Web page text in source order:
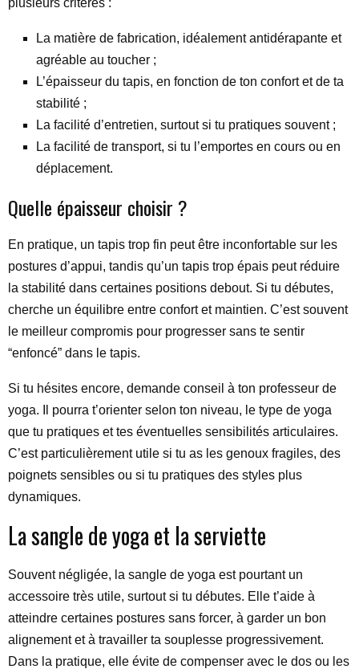
plusieurs critères :
La matière de fabrication, idéalement antidérapante et
agréable au toucher ;
L’épaisseur du tapis, en fonction de ton confort et de ta
stabilité ;
La facilité d’entretien, surtout si tu pratiques souvent ;
La facilité de transport, si tu l’emportes en cours ou en
déplacement.
Quelle épaisseur choisir ?
En pratique, un tapis trop fin peut être inconfortable sur les
postures d’appui, tandis qu’un tapis trop épais peut réduire
la stabilité dans certaines positions debout. Si tu débutes,
cherche un équilibre entre confort et maintien. C’est souvent
le meilleur compromis pour progresser sans te sentir
“enfoncé” dans le tapis.
Si tu hésites encore, demande conseil à ton professeur de
yoga. Il pourra t’orienter selon ton niveau, le type de yoga
que tu pratiques et tes éventuelles sensibilités articulaires.
C’est particulièrement utile si tu as les genoux fragiles, des
poignets sensibles ou si tu pratiques des styles plus
dynamiques.
La sangle de yoga et la serviette
Souvent négligée, la sangle de yoga est pourtant un
accessoire très utile, surtout si tu débutes. Elle t’aide à
atteindre certaines postures sans forcer, à garder un bon
alignement et à travailler ta souplesse progressivement.
Dans la pratique, elle évite de compenser avec le dos ou les